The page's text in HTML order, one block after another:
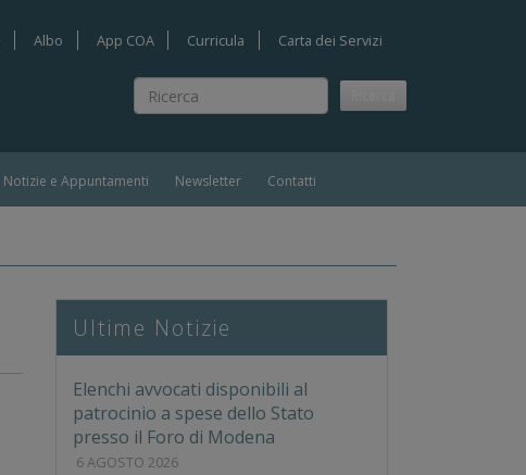
Ricerca
Albo App COA Curricula Carta dei Servizi
Notizie e Appuntamenti Newsletter Contatti
Ultime Notizie
Elenchi avvocati disponibili al
patrocinio a spese dello Stato
presso il Foro di Modena
6 AGOSTO 2026